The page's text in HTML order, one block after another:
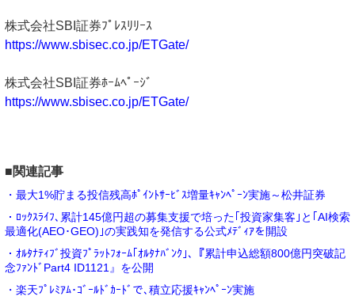
株式会社SBI証券ﾌﾟﾚｽﾘﾘｰｽ
https://www.sbisec.co.jp/ETGate/
株式会社SBI証券ﾎｰﾑﾍﾟｰｼﾞ
https://www.sbisec.co.jp/ETGate/
■関連記事
・最大1%貯まる投信残高ﾎﾟｲﾝﾄｻｰﾋﾞｽ増量ｷｬﾝﾍﾟｰﾝ実施～松井証券
・ﾛｯｸｽﾗｲﾌ､累計145億円超の募集支援で培った｢投資家集客｣と｢AI検索
最適化(AEO･GEO)｣の実践知を発信する公式ﾒﾃﾞｨｱを開設
・ｵﾙﾀﾅﾃｨﾌﾞ投資ﾌﾟﾗｯﾄﾌｫｰﾑ｢ｵﾙﾀﾅﾊﾞﾝｸ｣､『累計申込総額800億円突破記
念ﾌｧﾝﾄﾞPart4 ID1121』を公開
・楽天ﾌﾟﾚﾐｱﾑ･ｺﾞｰﾙﾄﾞｶｰﾄﾞで､積立応援ｷｬﾝﾍﾟｰﾝ実施